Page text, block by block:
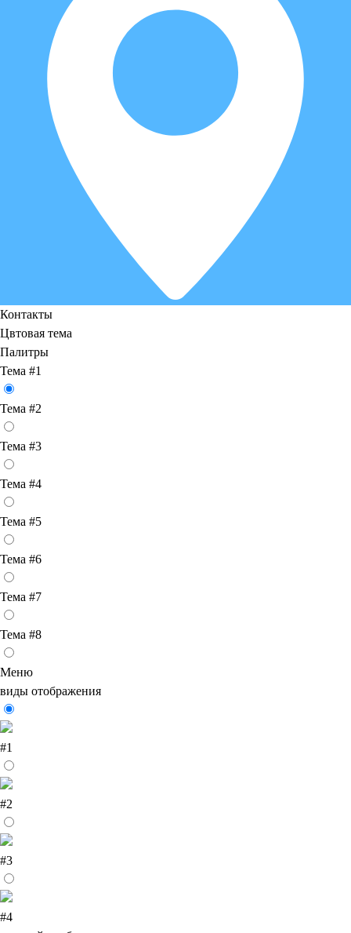
Контакты
Цвтовая тема
Палитры
Тема #1
Тема #2
Тема #3
Тема #4
Тема #5
Тема #6
Тема #7
Тема #8
Меню
виды отображения
#1
#2
#3
#4